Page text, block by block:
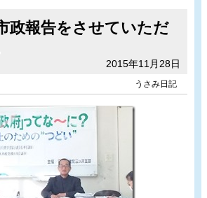
政報告をさせていただ
2015年11月28日
うさみ日記